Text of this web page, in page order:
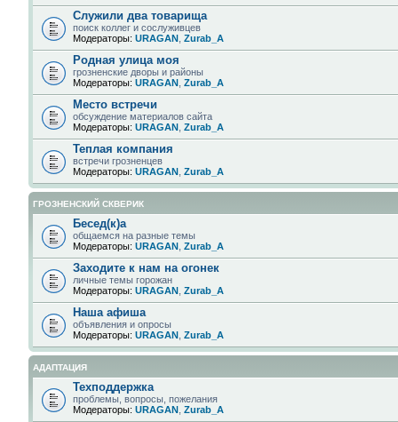
Служили два товарища
поиск коллег и сослуживцев
Модераторы: URAGAN Zurab_A
Родная улица моя
грозненские дворы и районы
Модераторы: URAGAN Zurab_A
Место встречи
обсуждение материалов сайта
Модераторы: URAGAN Zurab_A
Теплая компания
встречи грозненцев
Модераторы: URAGAN Zurab_A
ГРОЗНЕНСКИЙ СКВЕРИК
Бесед(к)а
общаемся на разные темы
Модераторы: URAGAN Zurab_A
Заходите к нам на огонек
личные темы горожан
Модераторы: URAGAN Zurab_A
Наша афиша
объявления и опросы
Модераторы: URAGAN Zurab_A
АДАПТАЦИЯ
Техподдержка
проблемы, вопросы, пожелания
Модераторы: URAGAN Zurab_A